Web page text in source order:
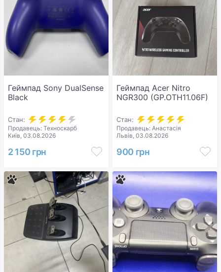
Геймпад Sony DualSense
Black
Стан:
Продавець: Техноскарб
Київ, 03.08.2026
2 150 грн
Геймпад Acer Nitro
NGR300 (GP.OTH11.06F)
Стан:
Продавець: Анастасія
Львів, 03.08.2026
900 грн